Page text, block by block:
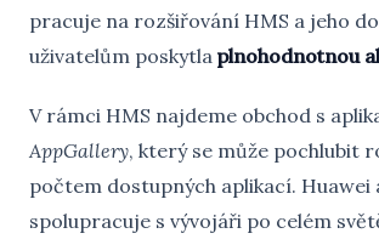
pracuje na rozšiřování HMS a jeho
uživatelům poskytla plnohodnotnou
V rámci HMS najdeme obchod s
AppGallery, který se může pochlubit
počtem dostupných aplikací. Huawei
spolupracuje s vývojáři po celém